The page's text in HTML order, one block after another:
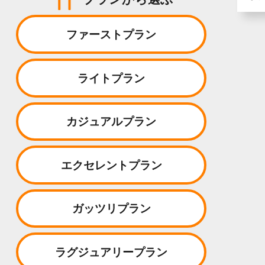
ファーストプラン
ライトプラン
カジュアルプラン
エクセレントプラン
ガッツリプラン
ラグジュアリープラン